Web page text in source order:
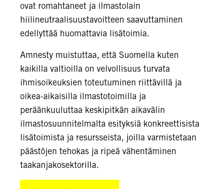
ovat romahtaneet ja ilmastolain
hiilineutraalisuustavoitteen saavuttaminen
edellyttää huomattavia lisätoimia.
Amnesty muistuttaa, että Suomella kuten
kaikilla valtioilla on velvollisuus turvata
ihmisoikeuksien toteutuminen riittävillä ja
oikea-aikaisilla ilmastotoimilla ja
peräänkuuluttaa keskipitkän aikavälin
ilmastosuunnitelmalta esityksiä konkreettisista
lisätoimista ja resursseista, joilla varmistetaan
päästöjen tehokas ja ripeä vähentäminen
taakanjakosektorilla.